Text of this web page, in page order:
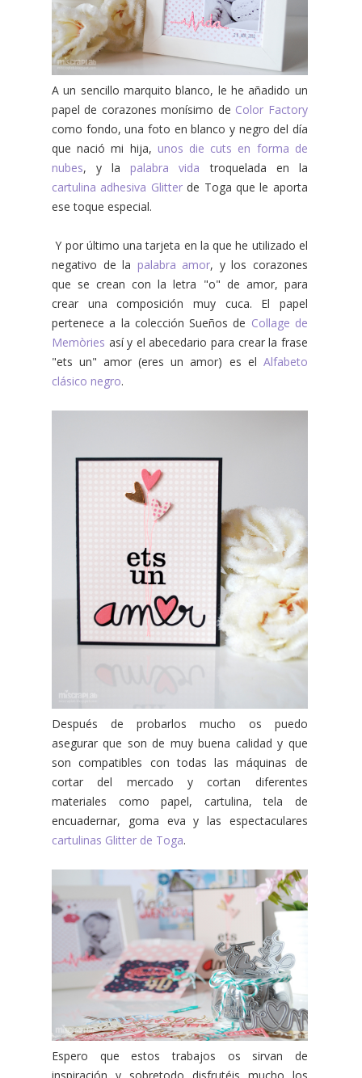
A un sencillo marquito blanco, le he añadido un
papel de corazones monísimo de Color Factory
como fondo, una foto en blanco y negro del día
que nació mi hija, unos die cuts en forma de
nubes, y la palabra vidatroquelada en la
cartulina adhesiva Glitterde Toga que le aporta
ese toque especial.
Y por último una tarjeta en la que he utilizado el
negativo de la palabra amor, y los corazones
que se crean con la letra "o" de amor, para
crear una composición muy cuca. El papel
pertenece a la colección Sueños de Collage de
Memòries así y el abecedario para crear la frase
"ets un" amor (eres un amor) es el Alfabeto
clásico negro.
Después de probarlos mucho os puedo
asegurar que son de muy buena calidad y que
son compatibles con todas las máquinas de
cortar del mercado y cortan diferentes
materiales como papel, cartulina, tela de
encuadernar, goma eva y las espectaculares
cartulinas Glitter de Toga.
Espero que estos trabajos os sirvan de